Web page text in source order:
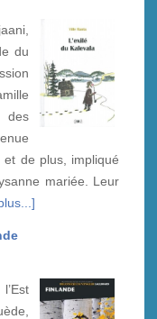
du
des
de plus, impliqué
mariée. Leur